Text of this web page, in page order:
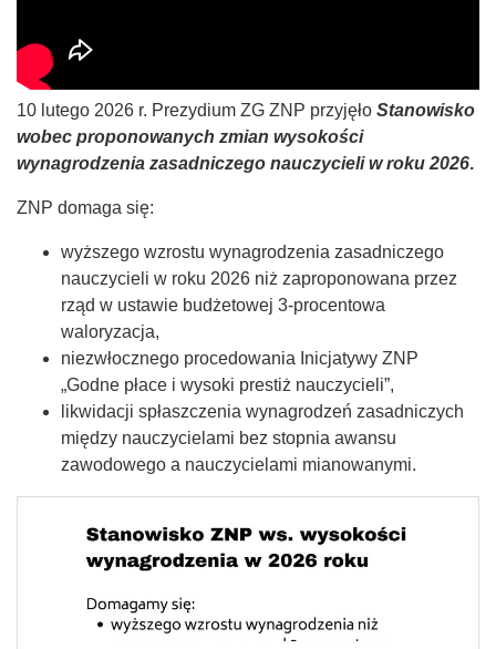
10 lutego 2026 r. Prezydium ZG ZNP przyjęło Stanowisko
wobec proponowanych zmian wysokości
wynagrodzenia zasadniczego nauczycieli w roku 2026.
ZNP domaga się:
wyższego wzrostu wynagrodzenia zasadniczego
nauczycieli w roku 2026 niż zaproponowana przez
rząd w ustawie budżetowej 3-procentowa
waloryzacja,
niezwłocznego procedowania Inicjatywy ZNP
„Godne płace i wysoki prestiż nauczycieli”,
likwidacji spłaszczenia wynagrodzeń zasadniczych
między nauczycielami bez stopnia awansu
zawodowego a nauczycielami mianowanymi.